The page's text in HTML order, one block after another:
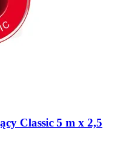
Classic 5 m x 2,5